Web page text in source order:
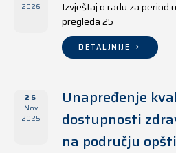
2026
Izvještaj o radu za period
pregleda 25
DETALJNIJE
26
Nov
2025
Unapređenje
dostupnosti
na području